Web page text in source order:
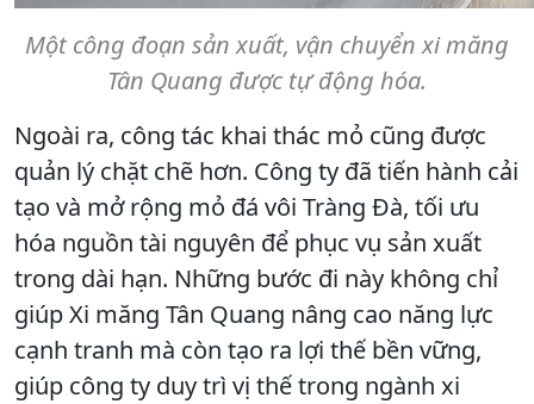
Một công đoạn sản xuất, vận chuyển xi măng
Tân Quang được tự động hóa.
Ngoài ra, công tác khai thác mỏ cũng được
quản lý chặt chẽ hơn. Công ty đã tiến hành cải
tạo và mở rộng mỏ đá vôi Tràng Đà, tối ưu
hóa nguồn tài nguyên để phục vụ sản xuất
trong dài hạn. Những bước đi này không chỉ
giúp Xi măng Tân Quang nâng cao năng lực
cạnh tranh mà còn tạo ra lợi thế bền vững,
giúp công ty duy trì vị thế trong ngành xi